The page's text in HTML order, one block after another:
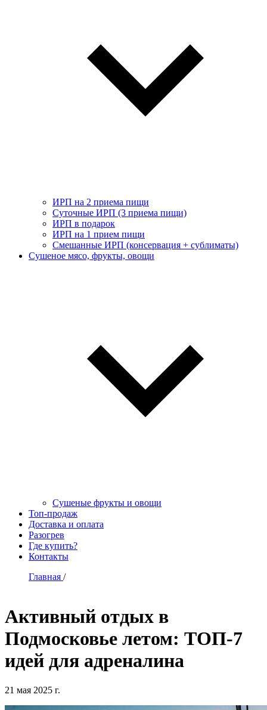
ИРП на 2 приема пищи
Суточные ИРП (3 приема пищи)
ИРП в подарок
ИРП на 1 прием пищи
Смешанные ИРП (консервация + сублиматы)
Сушеное мясо, фрукты, овощи
Сушеные фрукты и овощи
Топ-продаж
Доставка и оплата
Разогрев
Где купить?
Контакты
Главная /
Активный отдых в
Подмосковье летом: ТОП-7
идей для адреналина
21 мая 2025 г.